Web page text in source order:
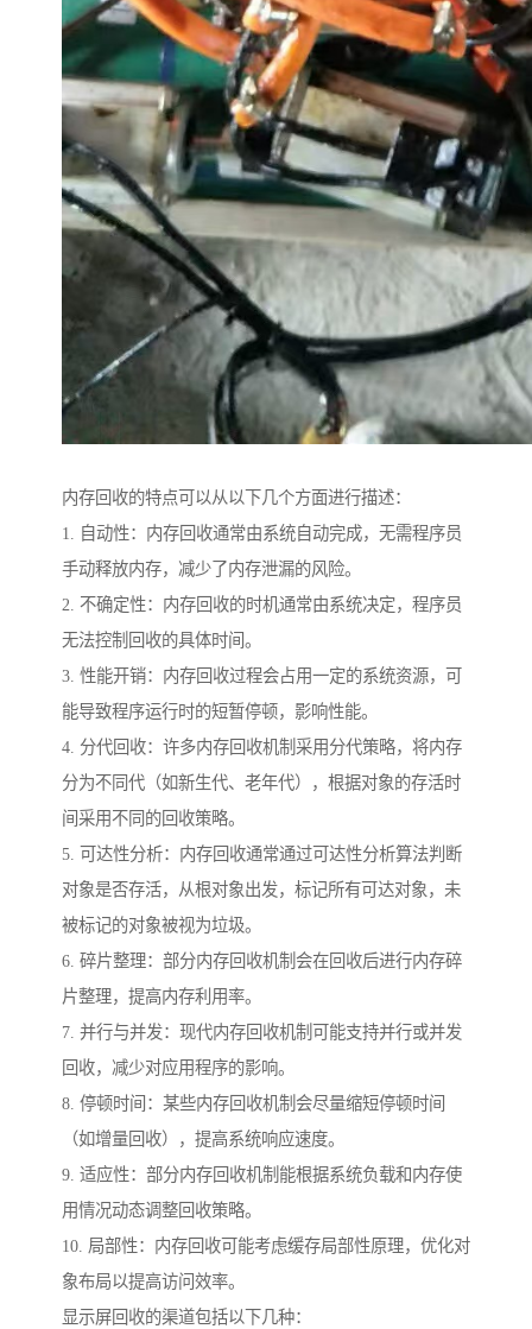
内存回收的特点可以从以下几个方面进行描述：
1. 自动性：内存回收通常由系统自动完成，无需程序员
手动释放内存，减少了内存泄漏的风险。
2. 不确定性：内存回收的时机通常由系统决定，程序员
无法控制回收的具体时间。
3. 性能开销：内存回收过程会占用一定的系统资源，可
能导致程序运行时的短暂停顿，影响性能。
4. 分代回收：许多内存回收机制采用分代策略，将内存
分为不同代（如新生代、老年代），根据对象的存活时
间采用不同的回收策略。
5. 可达性分析：内存回收通常通过可达性分析算法判断
对象是否存活，从根对象出发，标记所有可达对象，未
被标记的对象被视为垃圾。
6. 碎片整理：部分内存回收机制会在回收后进行内存碎
片整理，提高内存利用率。
7. 并行与并发：现代内存回收机制可能支持并行或并发
回收，减少对应用程序的影响。
8. 停顿时间：某些内存回收机制会尽量缩短停顿时间
（如增量回收），提高系统响应速度。
9. 适应性：部分内存回收机制能根据系统负载和内存使
用情况动态调整回收策略。
10. 局部性：内存回收可能考虑缓存局部性原理，优化对
象布局以提高访问效率。
显示屏回收的渠道包括以下几种：